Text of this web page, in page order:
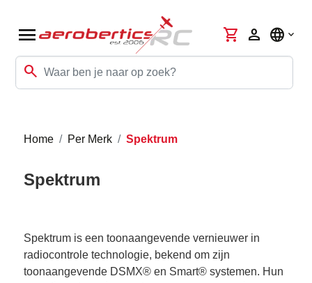
menu
search
shopping_cart person language
Home Per Merk Spektrum
Spektrum
Spektrum is een toonaangevende vernieuwer in
radiocontrole technologie, bekend om zijn
toonaangevende DSMX® en Smart® systemen. Hun